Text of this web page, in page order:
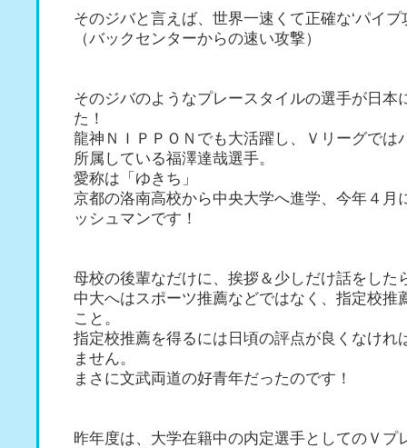
そのジバと言えば、世界一速くて正確な‘パイプ
（バックセンターからの速い攻撃）
そのジバのようなプレースタイルの選手が日本
た！
龍神ＮＩＰＰＯＮでも大活躍し、Ｖリーグでは
所属している福澤達哉選手。
愛称は「ゆきち」
京都の洛南高校から中央大学へ進学、今年４月
ッシュマンです！
母校の後輩なだけに、挨拶＆少しだけ話をし
中大へはスポーツ推薦などではなく、指定校推
こと。
指定校推薦を得るには日頃の評点が良くなけれ
ません。
まさに文武両道の好青年だったのです！
昨年度は、大学在籍中の内定選手としてのＶプ